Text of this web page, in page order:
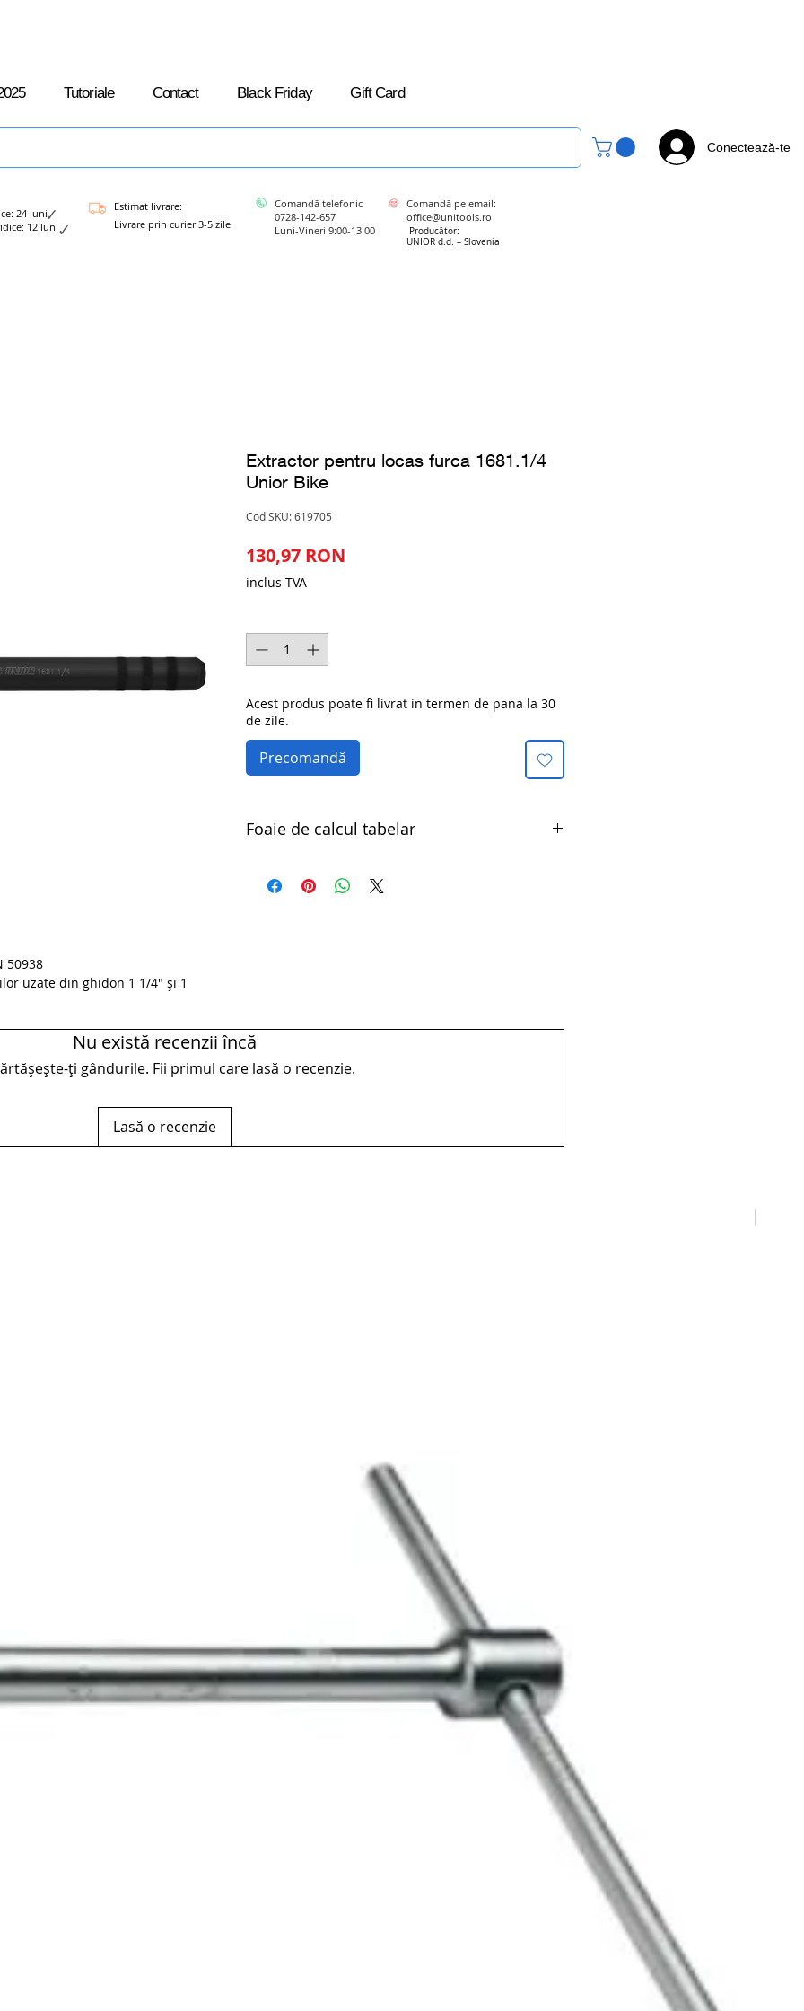
Tutoriale Contact Black Friday Gift Card
Conectează-te
24 luni
12 luni
Estimat livrare:
Livrare prin curier 3-5 zile
Comandă telefonic
0728-142-657
Luni-Vineri 9:00-13:00
Comandă pe email:
office@unitools.ro
Producător:
UNIOR d.d. – Slovenia
50938
uzate din ghidon 1 1/4" și 1
Extractor pentru locas furca 1681.1/4
Unior Bike
Cod SKU: 619705
130,97 RONPreț
inclus TVA
Acest produs poate fi livrat in termen de pana la 30
de zile.
Precomandă
Foaie de calcul tabelar
Nu există recenzii încă
ți gândurile. Fii primul care lasă o recenzie.
Lasă o recenzie